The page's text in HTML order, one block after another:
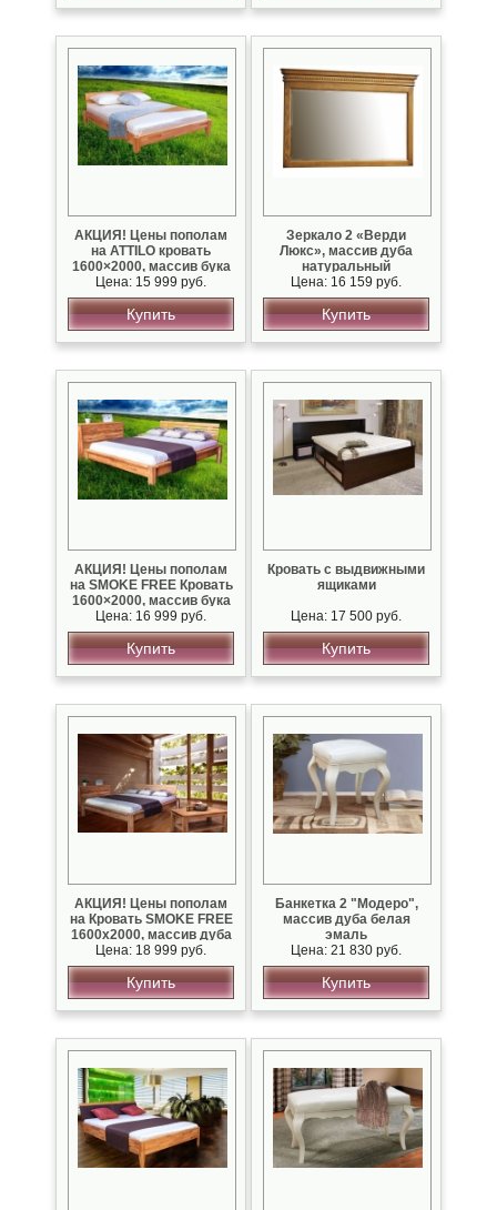
АКЦИЯ! Цены пополам
на ATTILO кровать
1600×2000, массив бука
Цена: 15 999 руб.
Купить
Зеркало 2 «Верди
Люкс», массив дуба
натуральный
Цена: 16 159 руб.
Купить
АКЦИЯ! Цены пополам
на SMOKE FREE Кровать
1600×2000, массив бука
Цена: 16 999 руб.
Купить
Кровать с выдвижными
ящиками
Цена: 17 500 руб.
Купить
АКЦИЯ! Цены пополам
на Кровать SMOKE FREE
1600х2000, массив дуба
Цена: 18 999 руб.
Купить
Банкетка 2 "Модеро",
массив дуба белая
эмаль
Цена: 21 830 руб.
Купить